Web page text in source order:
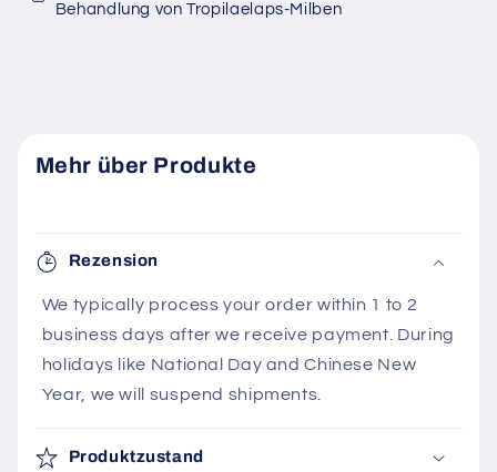
Behandlung von Tropilaelaps-Milben
Mehr über Produkte
Rezension
We typically process your order within 1 to 2
business days after we receive payment. During
holidays like National Day and Chinese New
Year, we will suspend shipments.
Produktzustand